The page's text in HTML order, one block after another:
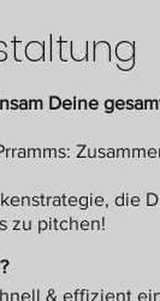
Deine
die
zu pitchen!
& effizient